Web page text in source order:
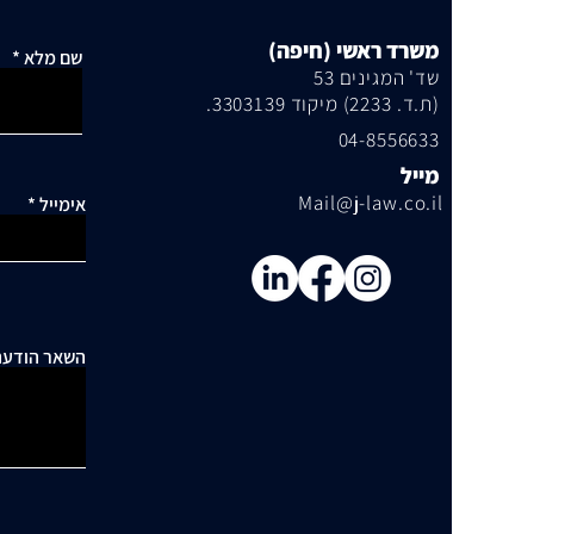
שם מלא
אימייל
השאר
משרד ראשי (חיפה)
שד' המגינים 53
(ת.ד. 2233) מיקוד 3303139.
04-8556633
מייל
Mail@j-law.co.il